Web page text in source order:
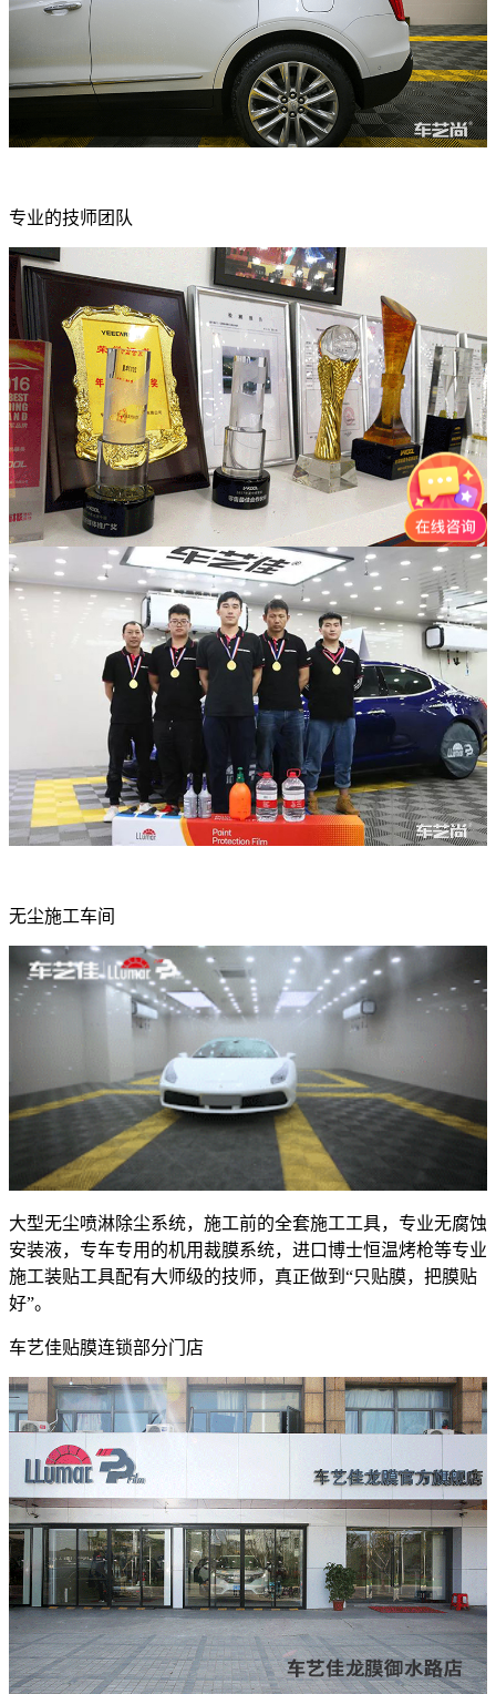
专业的技师团队
无尘施工车间
大型无尘喷淋除尘系统，施工前的全套施工工具，专业无腐蚀
安装液，专车专用的机用裁膜系统，进口博士恒温烤枪等专业
施工装贴工具配有大师级的技师，真正做到“只贴膜，把膜贴
好”。
车艺佳贴膜连锁部分门店